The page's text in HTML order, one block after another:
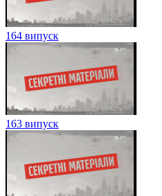
164 випуск
163 випуск